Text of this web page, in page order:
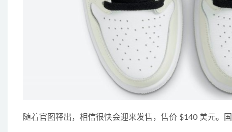
随着官图释出，相信很快会迎来发售，售价 $140 美元。